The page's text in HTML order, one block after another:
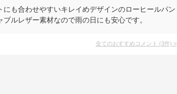
も合わせやすいキレイめデザインのローヒールパン
ルレザー素材なので雨の日にも安心です。
全てのおすすめコメント (3件) >